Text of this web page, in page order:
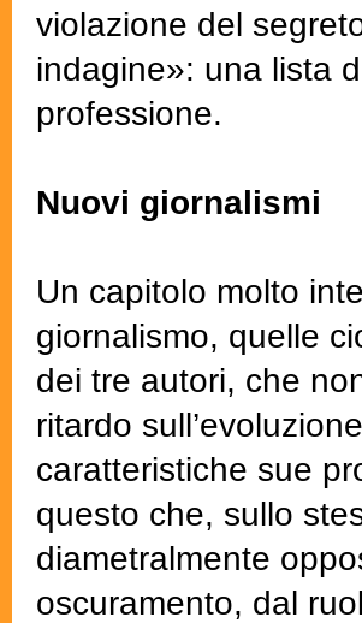
violazione del
indagine»: una lista
professione.
Nuovi giornalismi
Un capitolo molto
giornalismo, quelle
dei tre autori, che
ritardo
caratteristiche sue
questo che, sullo
diametralmente
oscuramento, dal